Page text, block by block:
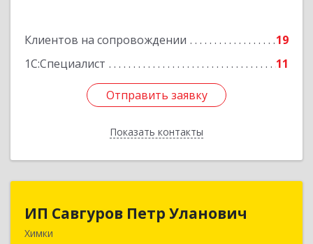
Клиентов на сопровождении
19
1С:Специалист
11
Отправить заявку
Показать контакты
Отправить заявку
Назад
ИП Савгуров Петр Уланович
Химки
141407, Московская обл, Химки г, Молодежная